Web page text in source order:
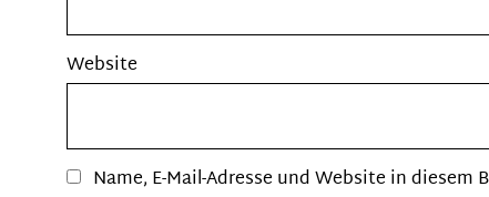
Website
Name, E-Mail-Adresse und Website in